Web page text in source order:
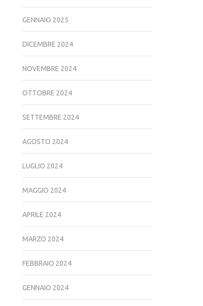
GENNAIO 2025
DICEMBRE 2024
NOVEMBRE 2024
OTTOBRE 2024
SETTEMBRE 2024
AGOSTO 2024
LUGLIO 2024
MAGGIO 2024
APRILE 2024
MARZO 2024
FEBBRAIO 2024
GENNAIO 2024